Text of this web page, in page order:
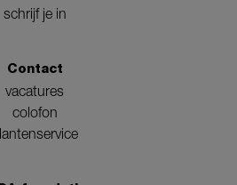
schrijf je in
Contact
vacatures
colofon